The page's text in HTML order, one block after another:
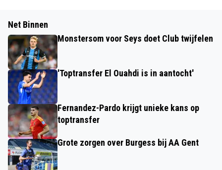
Net Binnen
Monstersom voor Seys doet Club twijfelen
'Toptransfer El Ouahdi is in aantocht'
Fernandez-Pardo krijgt unieke kans op
toptransfer
Grote zorgen over Burgess bij AA Gent